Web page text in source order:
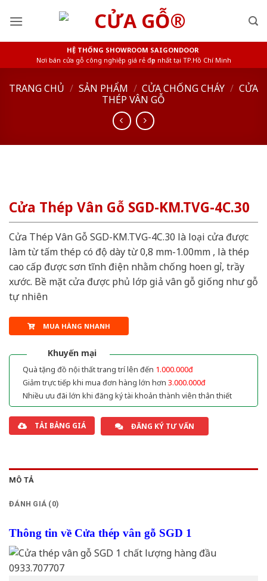
HỆ THỐNG SHOWROOM SAIGONDOOR
Nơi bán cửa gỗ công nghiệp giá rẻ đẹp nhất tại TP.Hồ Chí Minh
TRANG CHỦ / SẢN PHẨM / CỬA CHỐNG CHÁY / CỬA
THÉP VÂN GỖ
Cửa Thép Vân Gỗ SGD-KM.TVG-4C.30
Cửa Thép Vân Gỗ SGD-KM.TVG-4C.30 là loại cửa được
làm từ tấm thép có độ dày từ 0,8 mm-1.00mm , là thép
cao cấp được sơn tĩnh điện nhằm chống hoen gỉ, trầy
xước. Bề mặt cửa được phủ lớp giả vân gỗ giống như gỗ
tự nhiên
MUA HÀNG NHANH
Khuyến mại
Quà tặng đồ nội thất trang trí lên đến 1.000.000đ
Giảm trực tiếp khi mua đơn hàng lớn hơn 3.000.000đ
Nhiều ưu đãi lớn khi đăng ký tài khoản thành viên thân thiết
TẢI BẢNG GIÁ ĐĂNG KÝ TƯ VẤN
MÔ TẢ
ĐÁNH GIÁ (0)
Thông tin về Cửa thép vân gỗ SGD 1